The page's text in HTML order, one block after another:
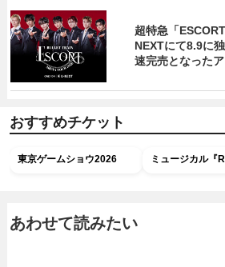
超特急「
NEXTにて8.9に
速完売となった
おすすめチケット
東京ゲームショウ2026 ミュージカル『
あわせて読みたい